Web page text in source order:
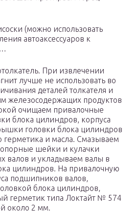
(можно использовать
автоаксессуаров к
При извлечении
лучше не использовать во
деталей толкателя и
железосодержащих продуктов
очищаем привалочные
блока цилиндров, корпуса
головки блока цилиндров
герметика и масла. Смазываем
шейки и кулачки
валов и укладываем валы в
цилиндров. На привалочную
подшипников валов,
блока цилиндров,
герметик типа Локтайт № 574
около 2 мм.